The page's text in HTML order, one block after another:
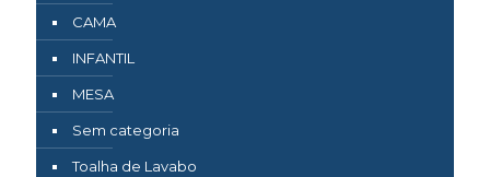
CAMA
INFANTIL
MESA
Sem categoria
Toalha de Lavabo